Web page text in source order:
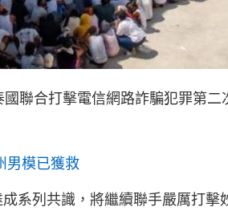
聯合打擊電信網路詐騙犯罪第二
男模已獲救
系列共識，將繼續聯手嚴厲打擊